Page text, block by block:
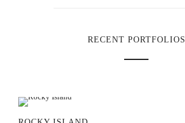
RECENT PORTFOLIOS